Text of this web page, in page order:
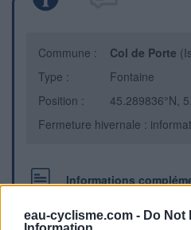
eau-cyclisme.com - Do Not
Commune : Col de Porte
Type :
Fontaine
Position :
45.289836°N,
Fermeture hivernale :
Informations
Une borne se trouve derrière